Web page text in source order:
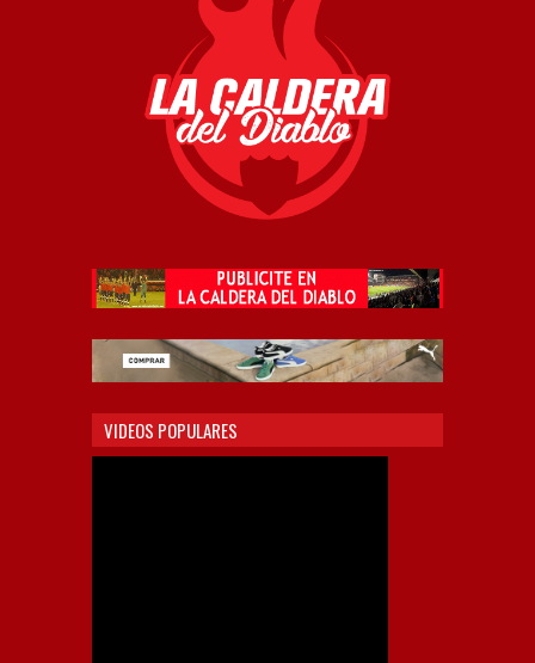
VIDEOS POPULARES